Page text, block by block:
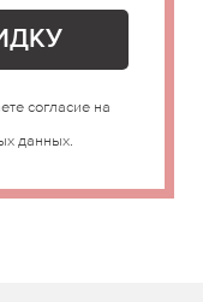
согласие на
данных.